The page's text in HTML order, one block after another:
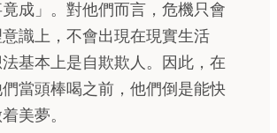
竟成」。對他們而言，危機只會
識上，不會出現在現實生活
基本上是自欺欺人。因此，在
當頭棒喝之前，他們倒是能快
美夢。